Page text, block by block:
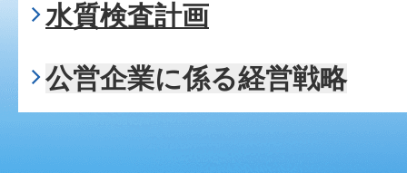
水質検査計画
公営企業に係る経営戦略